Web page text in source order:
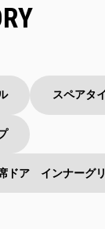
スペアタ
ドア インナーグ